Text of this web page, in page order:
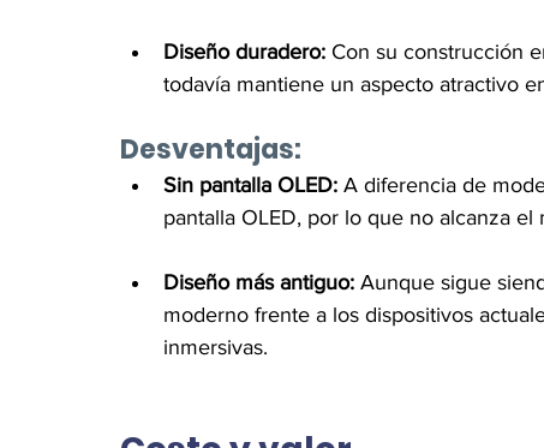
Diseño duradero: Con su construcción
todavía mantiene un aspecto atractivo
Desventajas:
Sin pantalla OLED: A diferencia de
pantalla OLED, por lo que no alcanza
Diseño más antiguo: Aunque sigue
moderno frente a los dispositivos
inmersivas.